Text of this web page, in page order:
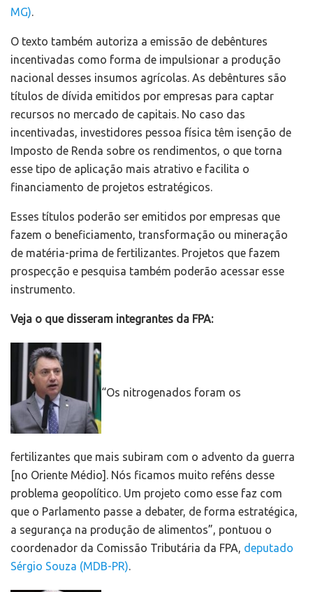
MG).
O texto também autoriza a emissão de debêntures
incentivadas como forma de impulsionar a produção
nacional desses insumos agrícolas. As debêntures são
títulos de dívida emitidos por empresas para captar
recursos no mercado de capitais. No caso das
incentivadas, investidores pessoa física têm isenção de
Imposto de Renda sobre os rendimentos, o que torna
esse tipo de aplicação mais atrativo e facilita o
financiamento de projetos estratégicos.
Esses títulos poderão ser emitidos por empresas que
fazem o beneficiamento, transformação ou mineração
de matéria-prima de fertilizantes. Projetos que fazem
prospecção e pesquisa também poderão acessar esse
instrumento.
Veja o que disseram integrantes da FPA:
“Os nitrogenados foram os
fertilizantes que mais subiram com o advento da guerra
[no Oriente Médio]. Nós ficamos muito reféns desse
problema geopolítico. Um projeto como esse faz com
que o Parlamento passe a debater, de forma estratégica,
a segurança na produção de alimentos”, pontuou o
coordenador da Comissão Tributária da FPA, deputado
Sérgio Souza (MDB-PR).